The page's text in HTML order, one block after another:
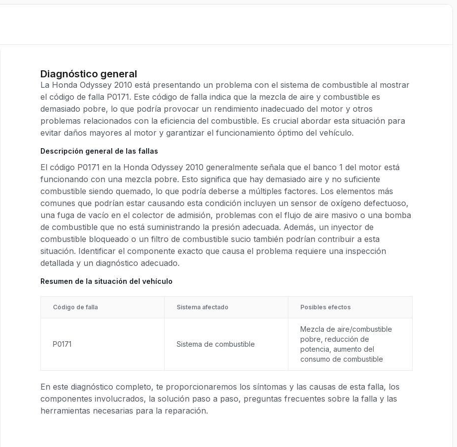
Diagnóstico general
La Honda Odyssey 2010 está presentando un problema con el sistema de combustible al mostrar
el código de falla P0171. Este código de falla indica que la mezcla de aire y combustible es
demasiado pobre, lo que podría provocar un rendimiento inadecuado del motor y otros
problemas relacionados con la eficiencia del combustible. Es crucial abordar esta situación para
evitar daños mayores al motor y garantizar el funcionamiento óptimo del vehículo.
Descripción general de las fallas
El código P0171 en la Honda Odyssey 2010 generalmente señala que el banco 1 del motor está
funcionando con una mezcla pobre. Esto significa que hay demasiado aire y no suficiente
combustible siendo quemado, lo que podría deberse a múltiples factores. Los elementos más
comunes que podrían estar causando esta condición incluyen un sensor de oxígeno defectuoso,
una fuga de vacío en el colector de admisión, problemas con el flujo de aire masivo o una bomba
de combustible que no está suministrando la presión adecuada. Además, un inyector de
combustible bloqueado o un filtro de combustible sucio también podrían contribuir a esta
situación. Identificar el componente exacto que causa el problema requiere una inspección
detallada y un diagnóstico adecuado.
Resumen de la situación del vehículo
Código de falla Sistema afectado Posibles efectos
P0171 Sistema de combustible
Mezcla de aire/combustible
pobre, reducción de
potencia, aumento del
consumo de combustible
En este diagnóstico completo, te proporcionaremos los síntomas y las causas de esta falla, los
componentes involucrados, la solución paso a paso, preguntas frecuentes sobre la falla y las
herramientas necesarias para la reparación.